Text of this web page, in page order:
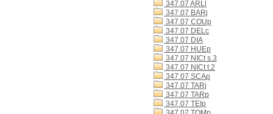
347.07 ARLl
347.07 BARj
347.07 COUp
347.07 DELc
347.07 DIA
347.07 HUEp
347.07 NICt s.3
347.07 NICt t.2
347.07 SCAp
347.07 TARj
347.07 TARp
347.07 TEIp